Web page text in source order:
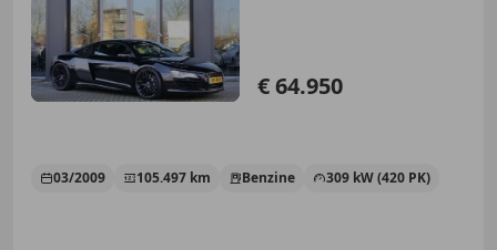
€ 64.950
03/2009 105.497 km Benzine 309 kW (420 PK)